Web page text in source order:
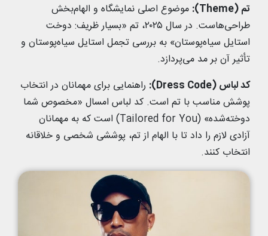
تم (Theme):
موضوع اصلی نمایشگاه و الهام‌بخش
طراحی‌هاست. در سال ۲۰۲۵، تم «بسیار ظریف: دوخت
استایل سیاه‌پوستان» به بررسی تجمل استایل سیاه‌پوستان و
تأثیر آن بر مد می‌پردازد.
کد لباس (Dress Code):
راهنمایی برای مهمانان در انتخاب
پوشش مناسب با تم است. کد لباس امسال «مخصوص شما
دوخته‌شده» (Tailored for You) است که به مهمانان
آزادی لازم را داد تا با الهام از تم، پوششی شخصی و خلاقانه
انتخاب کنند.